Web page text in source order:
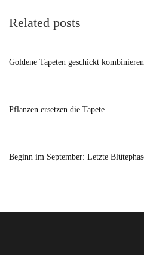
Related posts
Goldene Tapeten geschickt kombinieren
Pflanzen ersetzen die Tapete
Beginn im September: Letzte